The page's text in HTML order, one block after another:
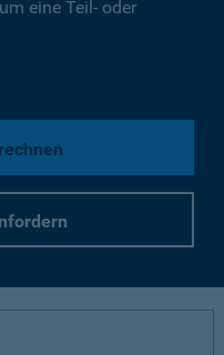
eine Teil- oder